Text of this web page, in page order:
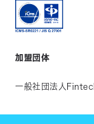
加盟団体
一般社団法人